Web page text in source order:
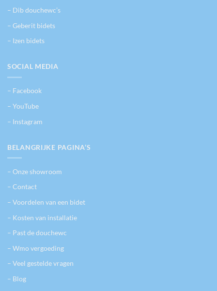
– Dib douchewc’s
– Geberit bidets
– Izen bidets
SOCIAL MEDIA
– Facebook
– YouTube
– Instagram
BELANGRIJKE PAGINA’S
– Onze showroom
– Contact
– Voordelen van een bidet
– Kosten van installatie
– Past de douchewc
– Wmo vergoeding
– Veel gestelde vragen
– Blog